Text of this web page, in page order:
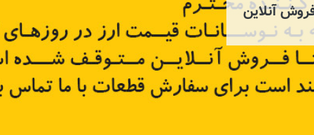
طبق راست فلوئنس
کد قطعه:E1010070005
اطلاعات بیشتر
سیبک
کد
آنلاین